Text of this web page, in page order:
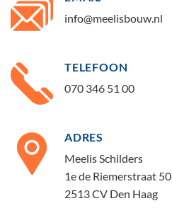
info@meelisbouw.nl
TELEFOON
070 346 51 00
ADRES
Meelis Schilders
1e de Riemerstraat 50
2513 CV Den Haag